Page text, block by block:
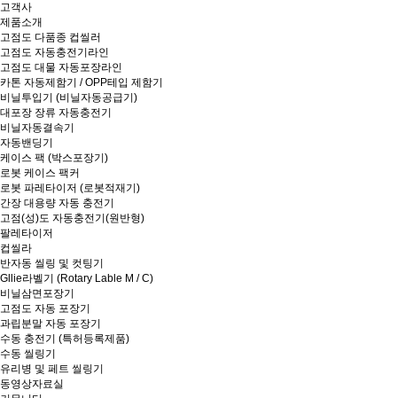
고객사
제품소개
고점도 다품종 컵씰러
고점도 자동충전기라인
고점도 대물 자동포장라인
카톤 자동제함기 / OPP테입 제함기
비닐투입기 (비닐자동공급기)
대포장 장류 자동충전기
비닐자동결속기
자동밴딩기
케이스 팩 (박스포장기)
로봇 케이스 팩커
로봇 파레타이저 (로봇적재기)
간장 대용량 자동 충전기
고점(성)도 자동충전기(원반형)
팔레타이저
컵씰라
반자동 씰링 및 컷팅기
Gllie라벨기 (Rotary Lable M / C)
비닐삼면포장기
고점도 자동 포장기
과립분말 자동 포장기
수동 충전기 (특허등록제품)
수동 씰링기
유리병 및 페트 씰링기
동영상자료실